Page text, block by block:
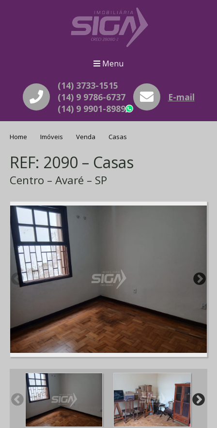
Menu
(14) 3733-1515
(14) 9 9786-6737
(14) 9 9901-8989
WhatsApp
E-mail
Home Imóveis Venda Casas
REF: 2090 – Casas
Centro – Avaré – SP